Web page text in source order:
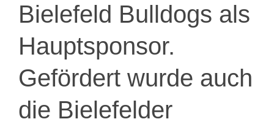
Bielefeld Bulldogs als
Hauptsponsor.
Gefördert wurde auch
die Bielefelder